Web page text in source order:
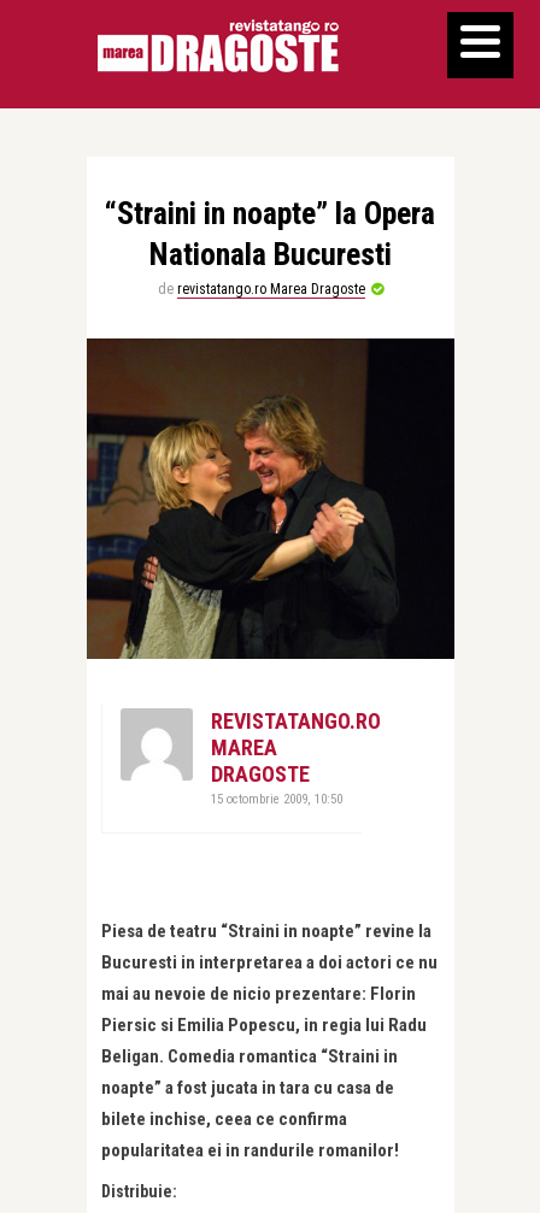
“Straini in noapte” la Opera
Nationala Bucuresti
de revistatango.ro Marea Dragoste
REVISTATANGO.RO
MAREA
DRAGOSTE
15 octombrie 2009, 10:50
Piesa de teatru “Straini in noapte” revine la
Bucuresti in interpretarea a doi actori ce nu
mai au nevoie de nicio prezentare: Florin
Piersic si Emilia Popescu, in regia lui Radu
Beligan. Comedia romantica “Straini in
noapte” a fost jucata in tara cu casa de
bilete inchise, ceea ce confirma
popularitatea ei in randurile romanilor!
Distribuie: